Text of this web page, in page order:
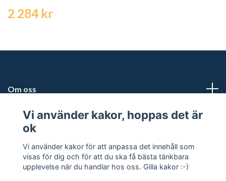
2 284 kr
Om oss
Kundtjänst
Snabblänkar
Vi använder kakor, hoppas det är
ok
Vi använder kakor för att anpassa det innehåll som
visas för dig och för att du ska få bästa tänkbara
upplevelse när du handlar hos oss. Gilla kakor :-)